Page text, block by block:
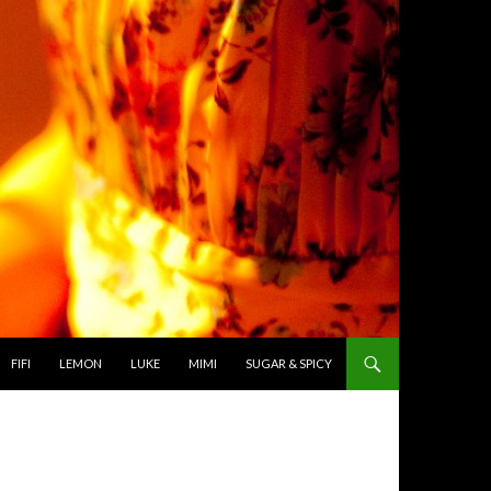
FIFI
LEMON LUKE MIMI SUGAR & SPICY